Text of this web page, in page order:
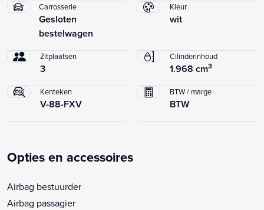
Carrosserie
Gesloten
bestelwagen
Kleur
wit
Zitplaatsen
3
Cilinderinhoud
1.968 cm3
Kenteken
V-88-FXV
BTW / marge
BTW
Opties en accessoires
Airbag bestuurder
Airbag passagier